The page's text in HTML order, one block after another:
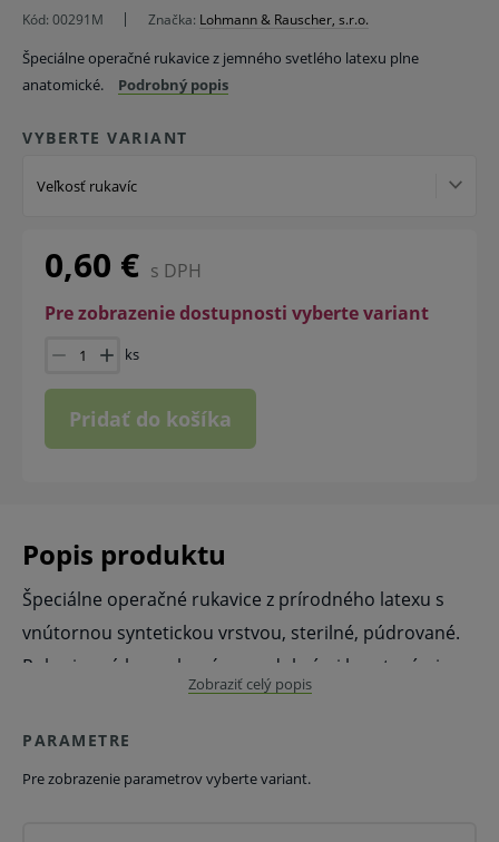
Kód: 00291M Značka: Lohmann & Rauscher, s.r.o.
Špeciálne operačné rukavice z jemného svetlého latexu plne
anatomické.
Podrobný popis
VYBERTE VARIANT
Veľkosť rukavíc
0,60 € s DPH
Pre zobrazenie dostupnosti vyberte variant
ks
Pridať do košíka
Popis produktu
Špeciálne operačné rukavice z prírodného latexu s
vnútornou syntetickou vrstvou, sterilné, púdrované.
Rukavice sú hypoalergénne s dobrými hmatovými
vlastnosťami. Majú zhrňovací okraj, sú úplne
anatomické, obsahujú obmedzené množstvo púdru
Zobraziť celý popis
PARAMETRE
Pre zobrazenie parametrov vyberte variant.